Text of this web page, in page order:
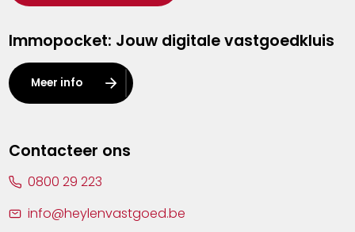
Herentals
Kalmthout
Leuven
Lier
Immopocket: Jouw digitale vastgoedkluis
Meer info
Contacteer ons
0800 29 223
info@heylenvastgoed.be